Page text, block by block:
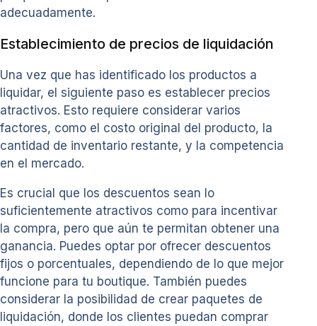
adecuadamente.
Establecimiento de precios de liquidación
Una vez que has identificado los productos a
liquidar, el siguiente paso es establecer precios
atractivos. Esto requiere considerar varios
factores, como el costo original del producto, la
cantidad de inventario restante, y la competencia
en el mercado.
Es crucial que los descuentos sean lo
suficientemente atractivos como para incentivar
la compra, pero que aún te permitan obtener una
ganancia. Puedes optar por ofrecer descuentos
fijos o porcentuales, dependiendo de lo que mejor
funcione para tu boutique. También puedes
considerar la posibilidad de crear paquetes de
liquidación, donde los clientes puedan comprar